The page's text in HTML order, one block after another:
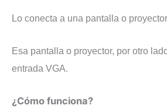
Lo conecta a una pantalla o
Esa pantalla o proyector, por otro
entrada VGA.
¿Cómo funciona?